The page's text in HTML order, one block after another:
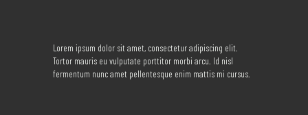
Lorem ipsum dolor sit amet, consectetur adipiscing elit.
Tortor mauris eu vulputate porttitor morbi arcu. Id nisl
fermentum nunc amet pellentesque enim mattis mi cursus.